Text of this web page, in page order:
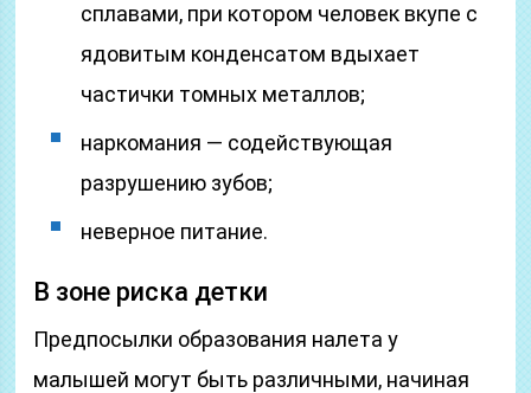
сплавами, при котором человек вкупе с
ядовитым конденсатом вдыхает
частички томных металлов;
наркомания — содействующая
разрушению зубов;
неверное питание.
В зоне риска детки
Предпосылки образования налета у
малышей могут быть различными, начиная